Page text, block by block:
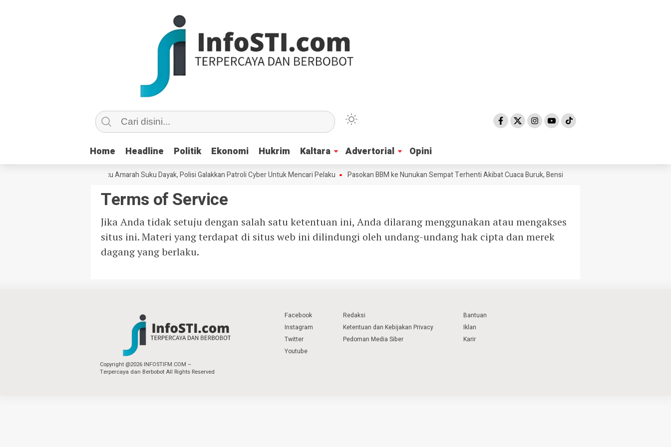
Home Headline Politik Ekonomi Hukrim Kaltara Advertorial Opini
Home Headline Politik Ekonomi Hukrim Kaltara Advertorial Opini
Ujaran Kebencian di Medsos Picu Amarah Suku Dayak, Polisi Galakkan Patroli Cyber Untuk Mencari Pelaku Pasokan BBM ke Nunukan Sempat Terhenti Akibat Cuaca Buruk, Bensin Sempat Dibanderol Rp 40.000/Liter
Terms of Service
Jika Anda tidak setuju dengan salah satu ketentuan ini, Anda dilarang menggunakan atau mengakses
situs ini. Materi yang terdapat di situs web ini dilindungi oleh undang-undang hak cipta dan merek
dagang yang berlaku.
Copyright @2026 INFOSTIFM.COM –
Terpercaya dan Berbobot All Rights Reserved
Facebook
Instagram
Twitter
Youtube
Redaksi
Ketentuan dan Kebijakan Privacy
Pedoman Media Siber
Bantuan
Iklan
Karir